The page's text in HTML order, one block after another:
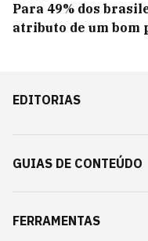
Para 49% dos
atributo de um bom
EDITORIAS
GUIAS DE CONTEÚDO
FERRAMENTAS